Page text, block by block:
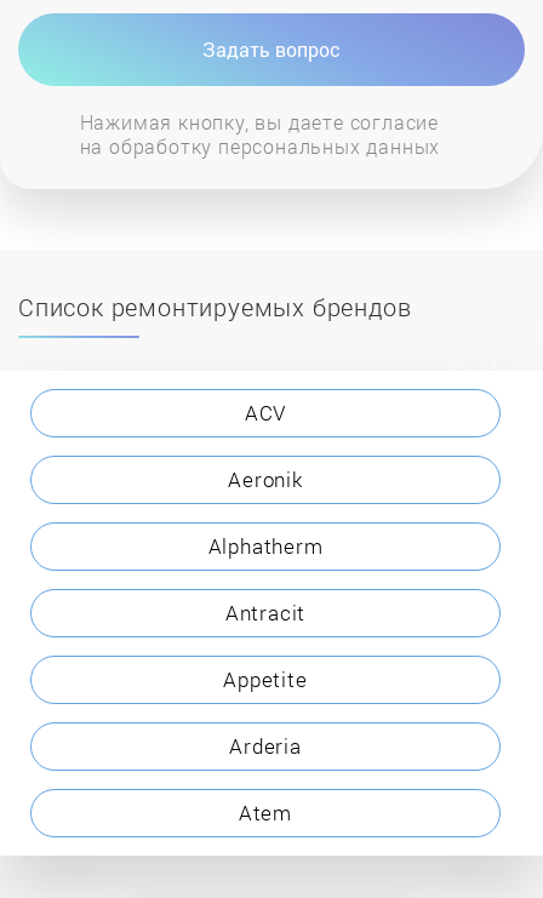
Задать вопрос
Нажимая кнопку, вы даете согласие
на обработку персональных данных
Список ремонтируемых брендов
ACV
Aeronik
Alphatherm
Antracit
Appetite
Arderia
Atem